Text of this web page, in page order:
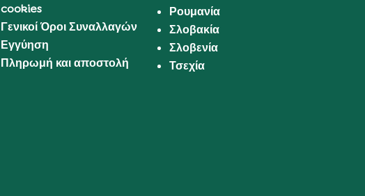
cookies
Γενικοί Όροι Συναλλαγών
Εγγύηση
Πληρωμή και αποστολή
Ρουμανία
Σλοβακία
Σλοβενία
Τσεχία